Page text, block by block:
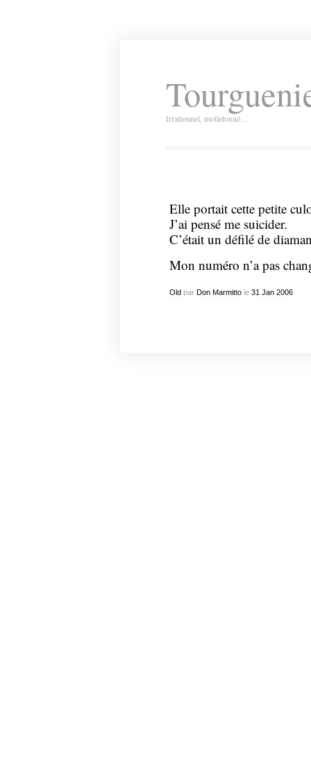
Irrationnel, molletonné…
Elle portait cette petite
J’ai pensé me suicider.
C’était un défilé de
Mon numéro n’a pas
Old par Don Marmittole 31 Jan 2006